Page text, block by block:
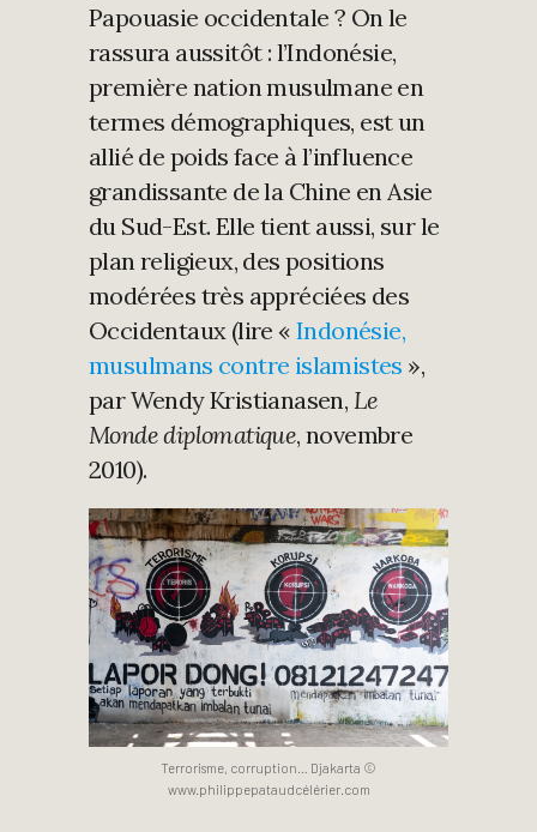
Papouasie occidentale ? On le
rassura aussitôt : l’Indonésie,
première nation musulmane en
termes démographiques, est un
allié de poids face à l’influence
grandissante de la Chine en Asie
du Sud-Est. Elle tient aussi, sur le
plan religieux, des positions
modérées très appréciées des
Occidentaux (lire « Indonésie,
musulmans contre islamistes »,
par Wendy Kristianasen, Le
Monde diplomatique, novembre
2010).
Terrorisme, corruption… Djakarta ©
www.philippepataudcélérier.com